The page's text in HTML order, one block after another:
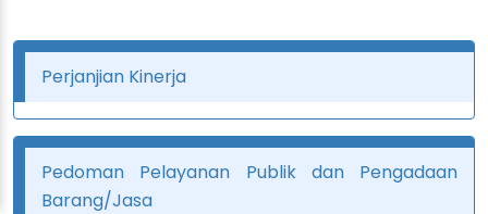
Perjanjian Kinerja
Pedoman Pelayanan Publik dan Pengadaan
Barang/Jasa